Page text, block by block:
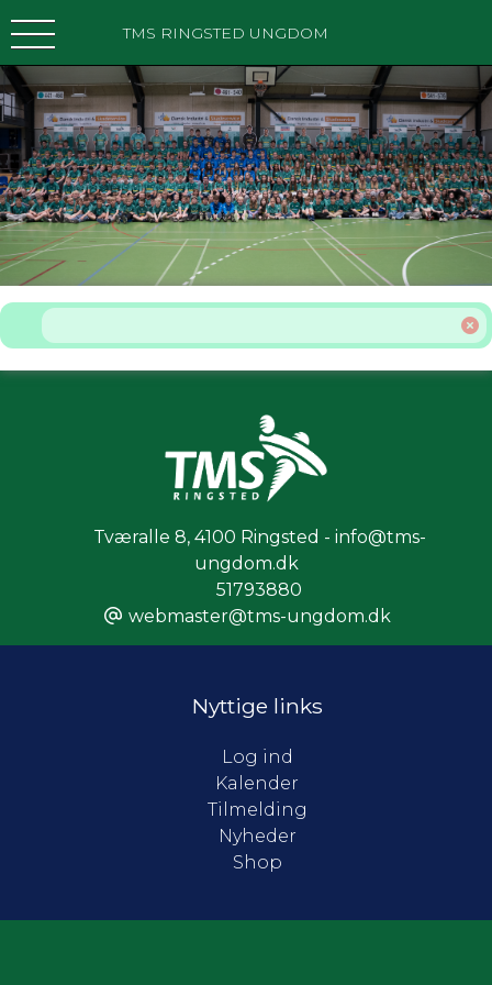
TMS RINGSTED UNGDOM
Tværalle 8, 4100 Ringsted - info@tms-
ungdom.dk
51793880
webmaster@tms-ungdom.dk
Nyttige links
Log ind
Kalender
Tilmelding
Nyheder
Shop